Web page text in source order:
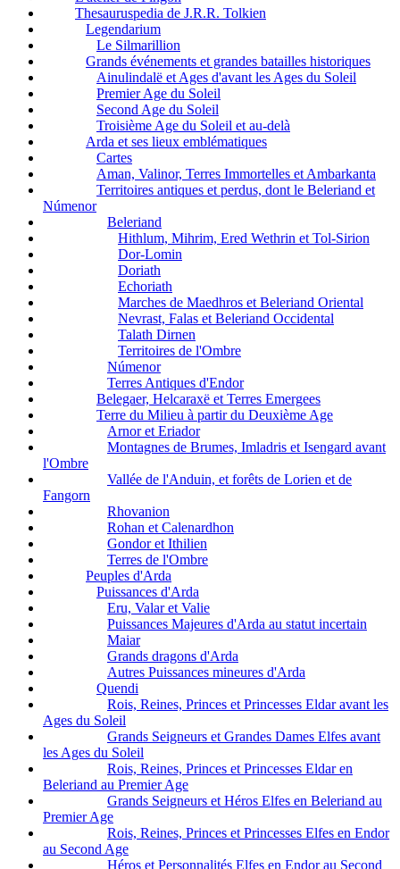
Thesauruspedia de J.R.R. Tolkien
Legendarium
Le Silmarillion
Grands événements et grandes batailles historiques
Ainulindalë et Ages d'avant les Ages du Soleil
Premier Age du Soleil
Second Age du Soleil
Troisième Age du Soleil et au-delà
Arda et ses lieux emblématiques
Cartes
Aman, Valinor, Terres Immortelles et Ambarkanta
Territoires antiques et perdus, dont le Beleriand et
Númenor
Beleriand
Hithlum, Mihrim, Ered Wethrin et Tol-Sirion
Dor-Lomin
Doriath
Echoriath
Marches de Maedhros et Beleriand Oriental
Nevrast, Falas et Beleriand Occidental
Talath Dirnen
Territoires de l'Ombre
Númenor
Terres Antiques d'Endor
Belegaer, Helcaraxë et Terres Emergees
Terre du Milieu à partir du Deuxième Age
Arnor et Eriador
Montagnes de Brumes, Imladris et Isengard avant
l'Ombre
Vallée de l'Anduin, et forêts de Lorien et de
Fangorn
Rhovanion
Rohan et Calenardhon
Gondor et Ithilien
Terres de l'Ombre
Peuples d'Arda
Puissances d'Arda
Eru, Valar et Valie
Puissances Majeures d'Arda au statut incertain
Maiar
Grands dragons d'Arda
Autres Puissances mineures d'Arda
Quendi
Rois, Reines, Princes et Princesses Eldar avant les
Ages du Soleil
Grands Seigneurs et Grandes Dames Elfes avant
les Ages du Soleil
Rois, Reines, Princes et Princesses Eldar en
Beleriand au Premier Age
Grands Seigneurs et Héros Elfes en Beleriand au
Premier Age
Rois, Reines, Princes et Princesses Elfes en Endor
au Second Age
Héros et Personnalités Elfes en Endor au Second